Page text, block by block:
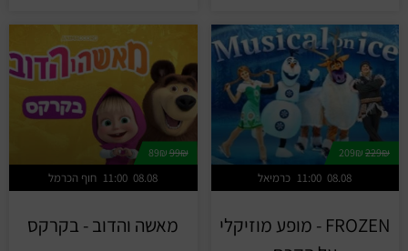
229₪
כרמיאל 11:00 08.08
FROZEN - מופע מוזיקלי
99₪
89₪
חוף הכרמל 11:00 08.08
מאשה והדוב - בקרקס